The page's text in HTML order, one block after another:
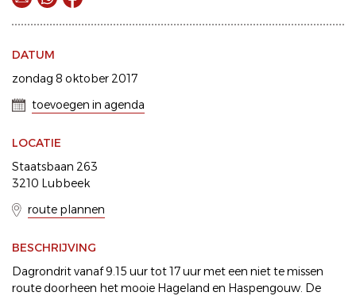
DATUM
zondag 8 oktober 2017
toevoegen in agenda
LOCATIE
Staatsbaan 263
3210 Lubbeek
route plannen
BESCHRIJVING
Dagrondrit vanaf 9.15 uur tot 17 uur met een niet te missen
route doorheen het mooie Hageland en Haspengouw. De